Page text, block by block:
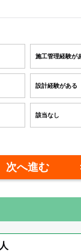
施工管理経験が
設計経験がある
該当なし
次へ進む